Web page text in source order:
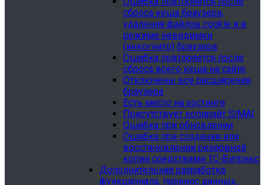
сброса кеша браузера,
удаления файлов cookie и в
режиме невидимки
(инкогнито) браузера
Ошибка повторяется после
сброса всего кеша на сайте
Отключены все расширения
браузера
Есть место на хостинге
Присутствует копирайт SIMAI
Ошибка при обновлении
Ошибка при создании или
восстановлении резервной
копии средствами 1С-Битрикс
Дополнительная разработка
функционала, перенос данных,